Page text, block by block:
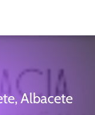
Albacete